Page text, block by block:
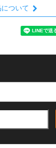
ついて